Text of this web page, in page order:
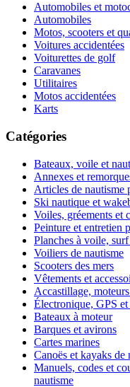
Automobiles et
Automobiles
Motos, scooters et
Voitures accidentées
Voiturettes de golf
Caravanes
Utilitaires
Motos accidentées
Karts
Catégories
Bateaux, voile et
Annexes et
Articles de nautisme
Ski nautique et
Voiles, gréements et
Peinture et entretien
Planches à voile,
Voiliers de nautisme
Scooters des mers
Vêtements et
Accastillage,
Électronique, GPS
Bateaux à moteur
Barques et avirons
Cartes marines
Canoës et kayaks de
Manuels, codes et
nautisme